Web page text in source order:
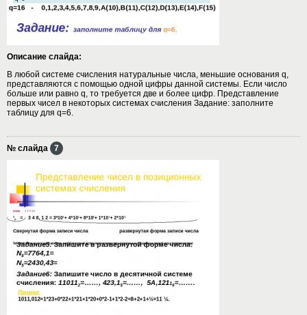
Описание слайда:
В любой системе счисления натуральные числа, меньшие основания q,
представляются с помощью одной цифры данной системы. Если число
больше или равно q, то требуется две и более цифр. Представление
первых чисел в некоторых системах счисления Задание: заполните
таблицу для q=6.
№ слайда 7